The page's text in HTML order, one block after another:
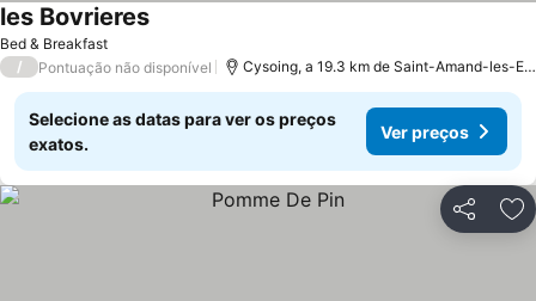
Bed & Breakfast
les Bovrieres
/ Pontuação não disponível Cysoing, a 19.3 km de Saint-Amand-les-Eaux
Selecione as datas para ver os preços
exatos.
Ver preços
Partilhar